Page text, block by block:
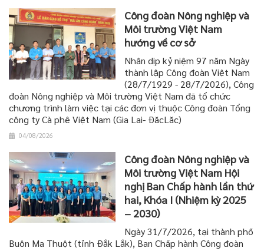
Công đoàn Nông nghiệp và
Môi trường Việt Nam
hướng về cơ sở
Nhân dịp kỷ niệm 97 năm Ngày
thành lập Công đoàn Việt Nam
(28/7/1929 - 28/7/2026), Công
đoàn Nông nghiệp và Môi trường Việt Nam đã tổ chức
chương trình làm việc tại các đơn vị thuộc Công đoàn Tổng
công ty Cà phê Việt Nam (Gia Lai- ĐăcLăc)
04/08/2026
Công đoàn Nông nghiệp và
Môi trường Việt Nam Hội
nghị Ban Chấp hành lần thứ
hai, Khóa I (Nhiệm kỳ 2025
– 2030)
Ngày 31/7/2026, tại thành phố
Buôn Ma Thuột (tỉnh Đắk Lắk), Ban Chấp hành Công đoàn